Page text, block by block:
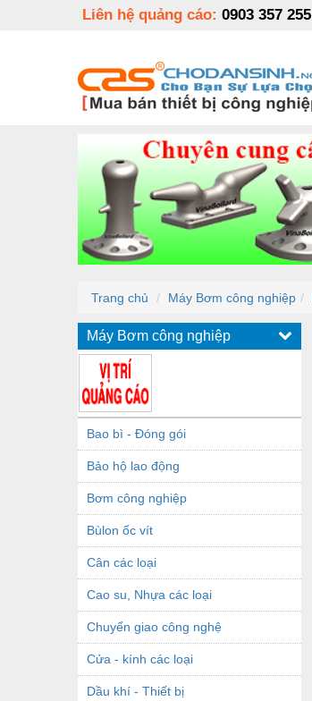
Liên hệ quảng cáo: 0903 357 255
Trang chủ Máy Bơm công nghiệp
Máy Bơm công nghiệp
Bao bì - Đóng gói
Bảo hộ lao động
Bơm công nghiệp
Bùlon ốc vít
Cân các loại
Cao su, Nhựa các loại
Chuyển giao công nghệ
Cửa - kính các loại
Dầu khí - Thiết bị